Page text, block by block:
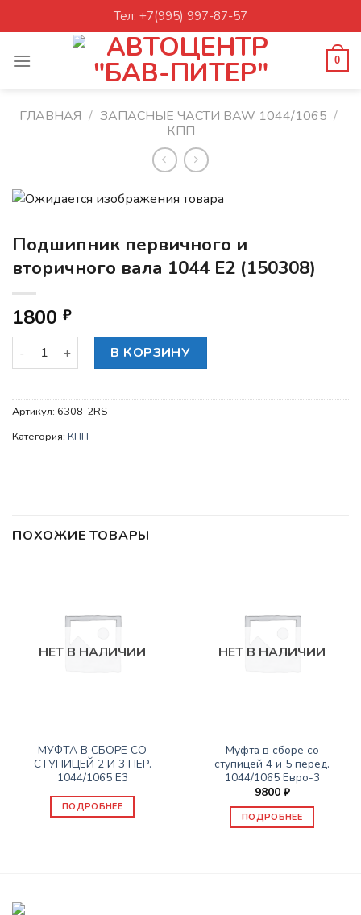
to
Тел: +7(995) 997-87-57
0
ГЛАВНАЯ / ЗАПАСНЫЕ ЧАСТИ BAW 1044/1065 /
КПП
Подшипник первичного и
вторичного вала 1044 Е2 (150308)
1800 ₽
Количество товара Подшипник первичного и вторичного
В КОРЗИНУ
Артикул: 6308-2RS
Категория: КПП
ПОХОЖИЕ ТОВАРЫ
НЕТ В НАЛИЧИИ
МУФТА В СБОРЕ СО
СТУПИЦЕЙ 2 И 3 ПЕР.
1044/1065 Е3
ПОДРОБНЕЕ
НЕТ В НАЛИЧИИ
Муфта в сборе со
ступицей 4 и 5 перед.
1044/1065 Евро-3
9800 ₽
ПОДРОБНЕЕ